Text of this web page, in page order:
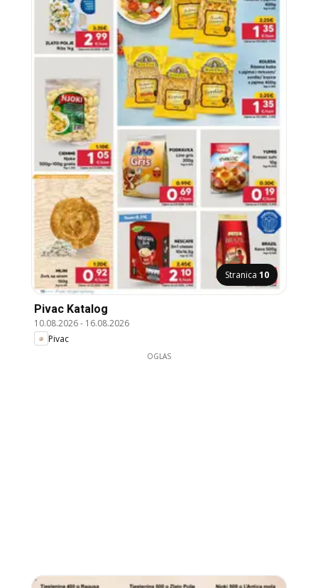
Stranica 10
Pivac Katalog
10.08.2026- 16.08.2026
Pivac
OGLAS